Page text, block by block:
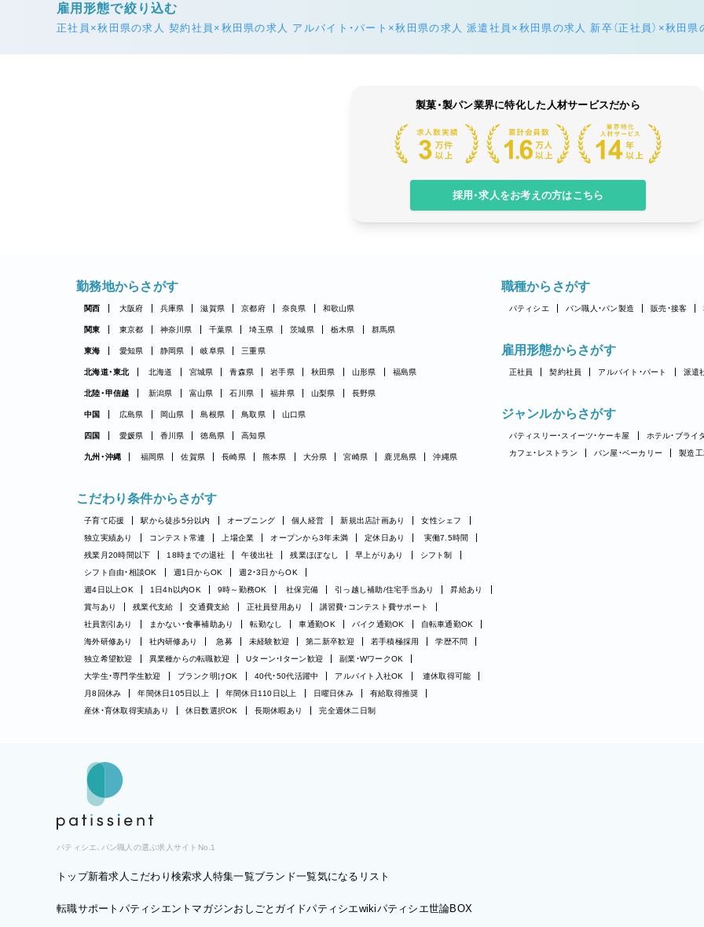
雇用形態で絞り込む
正社員×秋田県の求人 契約社員×秋田県の求人 アルバイト・パート×秋田県の求人 派遣社員×秋田県の求人 新卒（正社員）×秋田県
製菓・製パン業界に特化した人材サービスだから
採用・求人をお考えの方はこちら
勤務地からさがす
関西 大阪府 兵庫県 滋賀県 京都府 奈良県 和歌山県
関東 東京都 神奈川県 千葉県 埼玉県 茨城県 栃木県 群馬県
東海 愛知県 静岡県 岐阜県 三重県
北海道・東北 北海道 宮城県 青森県 岩手県 秋田県 山形県 福島県
北陸・甲信越 新潟県 富山県 石川県 福井県 山梨県 長野県
中国 広島県 岡山県 島根県 鳥取県 山口県
四国 愛媛県 香川県 徳島県 高知県
九州・沖縄 福岡県 佐賀県 長崎県 熊本県 大分県 宮崎県 鹿児島県 沖縄県
職種からさがす
パティシエ パン職人・パン製造 販売・接客
雇用形態からさがす
正社員 契約社員 アルバイト・パート 派遣
ジャンルからさがす
パティスリー・スイーツ・ケーキ屋
ホテル・ブライ
カフェ・レストラン
パン屋・ベーカリー 製造工
こだわり条件からさがす
子育て応援 駅から徒歩5分以内 オープニング 個人経営 新規出店計画あり
女性シェフ
独立実績あり
コンテスト常連 上場企業 オープンから3年未満 定休日あり
実働7.5時間
残業月20時間以下
18時までの退社 午後出社 残業ほぼなし 早上がりあり
シフト制
シフト自由・相談OK
週1日からOK
週2・3日からOK
週4日以上OK
1日4h以内OK 9時～勤務OK 社保完備 引っ越し補助/住宅手当あり
昇給あり
賞与あり
残業代支給 交通費支給 正社員登用あり
講習費・コンテスト費サポート
社員割引あり
まかない・食事補助あり 転勤なし 車通勤OK バイク通勤OK
自転車通勤OK
海外研修あり
社内研修あり 急募 未経験歓迎 第二新卒歓迎 若手積極採用
学歴不問
独立希望歓迎
異業種からの転職歓迎 Uターン・Iターン歓迎
副業・WワークOK
大学生・専門学生歓迎
ブランク明けOK 40代・50代活躍中 アルバイト入社OK
連休取得可能
月8回休み
年間休日105日以上 年間休日110日以上 日曜日休み
有給取得推奨
産休・育休取得実績あり
休日数選択OK 長期休暇あり 完全週休二日制
パティシエ、パン職人の選ぶ求人サイトNo.1
トップ新着求人 こだわり検索求人特集一覧ブランド一覧気になるリスト
転職サポート パティシエントマガジンおしごとガイドパティシエwikiパティシエ世論BOX